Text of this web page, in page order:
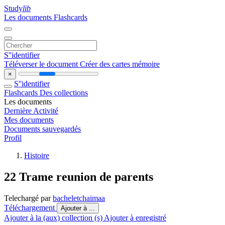
Studylib
Les documents Flashcards
S''identifier
Téléverser le document Créer des cartes mémoire
×
S''identifier
Flashcards Des collections
Les documents
Dernière Activité
Mes documents
Documents sauvegardés
Profil
Histoire
22 Trame reunion de parents
Telechargé parbacheletchaimaa
Téléchargement
Ajouter à ...
Ajouter à la (aux) collection (s) Ajouter à enregistré